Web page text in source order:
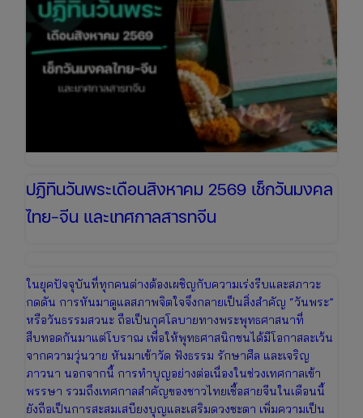
วัน
หยุด
ยาว
เตรียม
ตัว
ปฏิทินวันพระเดือนสิงหาคม 2569 เช็กวันมงคล
ไทย-จีน และเทศกาลสารทจีน
ในยุคปัจจุบันที่ทุกคนต่างต้องเผชิญกับความเร่งรีบและสภาวะ
กดดัน การหันมาดูแลสภาพจิตใจจึงกลายเป็นสิ่งสำคัญ “วันพระ”
หรือวันธรรมสวนะ ถือเป็นกุศโลบายทางพระพุทธศาสนาที่
สืบทอดกันมาแต่โบราณ เพื่อให้พุทธศาสนิกชนได้มีโอกาสละเว้น
จากความวุ่นวาย หันมาเข้าวัด ฟังธรรม รักษาศีล และเจริญ
ภาวนา นอกจากนี้ การทำบุญอย่างต่อเนื่องในช่วงเทศกาลเข้า
พรรษา รวมถึงเทศกาลสำคัญของชาวไทยเชื้อสายจีนในเดือนนี้
ยังถือเป็นการสะสมเสบียงบุญและเสริมดวงชะตา เพิ่มความเป็น